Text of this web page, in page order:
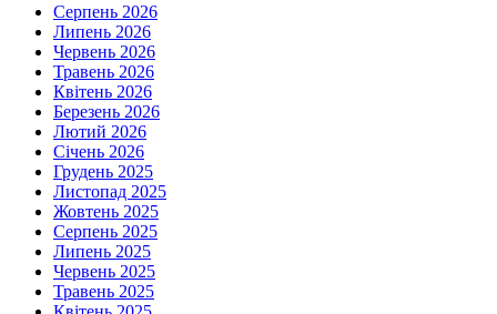
Серпень 2026
Липень 2026
Червень 2026
Травень 2026
Квітень 2026
Березень 2026
Лютий 2026
Січень 2026
Грудень 2025
Листопад 2025
Жовтень 2025
Серпень 2025
Липень 2025
Червень 2025
Травень 2025